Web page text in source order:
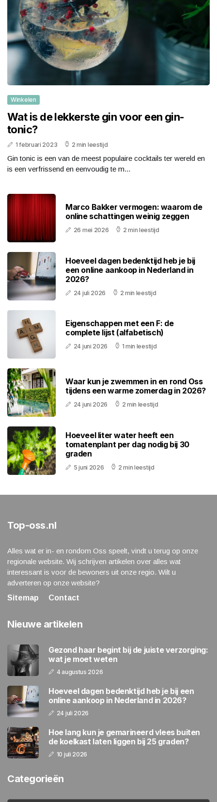
Winkelen
Wat is de lekkerste gin voor een gin-
tonic?
1 februari 2023 2 min leestijd
Gin tonic is een van de meest populaire cocktails ter wereld en
is een verfrissend en eenvoudig te m...
Marco Bakker vermogen: waarom de
online schattingen weinig zeggen
26 mei 2026 2 min leestijd
Hoeveel dagen bedenktijd heb je bij
een online aankoop in Nederland in
2026?
24 juli 2026 2 min leestijd
Eigenschappen met een F: de
complete lijst (alfabetisch)
24 juni 2026 1 min leestijd
Waar kun je zwemmen in en rond Oss
tijdens een warme zomerdag in 2026?
24 juni 2026 2 min leestijd
Hoeveel liter water heeft een
tomatenplant per dag nodig bij 30
graden
5 juni 2026 2 min leestijd
Top-oss.nl
Alles wat er in- en rondom Oss speelt, vindt u terug op onze
regionale website. Wij schrijven artikelen over alles wat
interessant is voor de bewoners uit onze regio. Wilt u
adverteren op onze website?
Sitemap
Contact
Nieuwe artikelen
Gezond haar begint bij de juiste verzorging:
wat je moet weten
4 augustus 2026
Hoeveel dagen bedenktijd heb je bij een
online aankoop in Nederland in 2026?
24 juli 2026
Hoe lang kun je gemarineerd vlees buiten
de koelkast laten liggen bij 25 graden?
10 juli 2026
Categorieën